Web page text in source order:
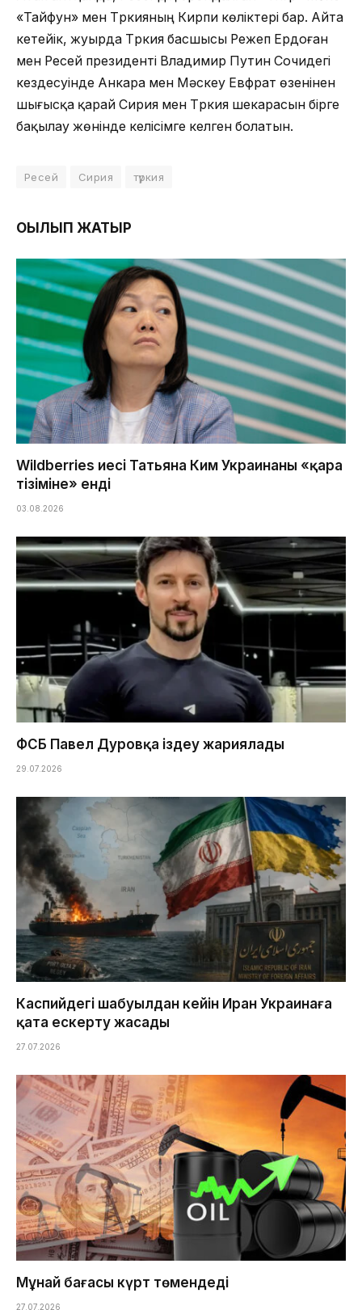
«Тайфун» мен Түркияның Кирпи көліктері бар. Айта
кетейік, жуырда Түркия басшысы Режеп Ердоған
мен Ресей президенті Владимир Путин Сочидегі
кездесуінде Анкара мен Мәскеу Евфрат өзенінен
шығысқа қарай Сирия мен Түркия шекарасын бірге
бақылау жөнінде келісімге келген болатын.
Ресей Сирия түркия
ОҚЫЛЫП ЖАТЫР
Wildberries иесі Татьяна Ким Украинаның «қара
тізіміне» енді
03.08.2026
ФСБ Павел Дуровқа іздеу жариялады
29.07.2026
Каспийдегі шабуылдан кейін Иран Украинаға
қатаң ескерту жасады
27.07.2026
Мұнай бағасы күрт төмендеді
27.07.2026